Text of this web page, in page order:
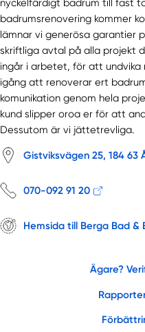
nyckelfärdigt badrum till fast
badrumsrenovering kommer
lämnar vi generösa garantier
skriftliga avtal på alla projekt
ingår i arbetet, för att
igång att renoverar ert
komunikation genom hela
kund slipper oroa er för att
Dessutom är vi jättetrevliga.
Gistviksvägen 25, 184 63
070-092 91 20
Hemsida till Berga Bad &
Ägare?